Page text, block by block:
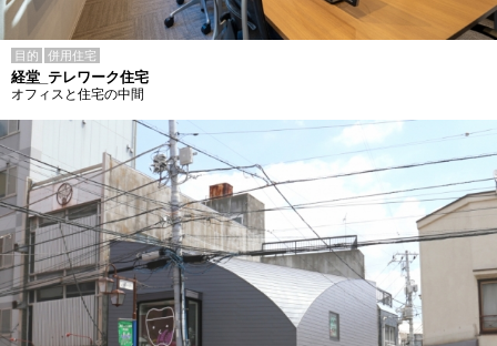
目的 併用住宅
経堂_テレワーク住宅
オフィスと住宅の中間